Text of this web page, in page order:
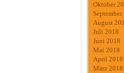
Oktober
September
August
Juli 2018
Juni 2018
Mai 2018
April 2018
März 2018